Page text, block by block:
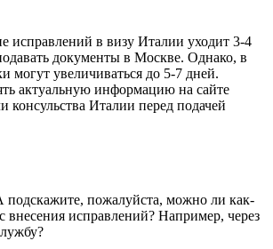
исправлений в визу Италии уходит 3-4
документы в Москве. Однако, в
могут увеличиваться до 5-7 дней.
актуальную информацию на сайте
консульства Италии перед подачей
подскажите, пожалуйста, можно ли как-
внесения исправлений? Например, через